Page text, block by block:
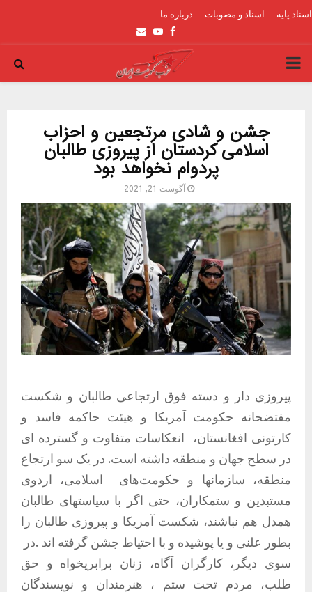
اسناد پایه اسناد و مصوبات درباره ما
Facebook
Youtube
Email
PRIMARY
جشن و شادی مرتجعین و احزاب
اسلامی کردستان از پیروزی طالبان
پردوام نخواهد بود
آگوست 21, 2021
پیروزی دار و دسته فوق ارتجاعی طالبان و شکست
مفتضحانه حکومت آمریکا و هیئت حاکمه فاسد و
کارتونی افغانستان، انعکاسات متفاوت و گسترده ای
در سطح جهان و منطقه داشته است. در یک سو ارتجاع
منطقه، سازمانها و حکومت‌های اسلامی، اردوی
مستبدین و ستمکاران، حتی اگر با سیاستهای طالبان
همدل هم نباشند، شکست آمریکا و پیروزی طالبان را
بطور علنی و یا پوشیده و با احتیاط جشن گرفته اند .در
سوی دیگر، کارگران آگاه، زنان برابریخواه و حق
طلب، مردم تحت ستم ، هنرمندان و نویسندگان